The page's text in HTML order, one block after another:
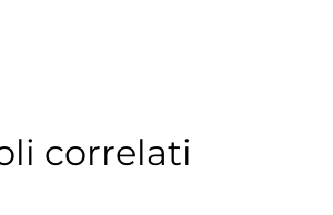
correlati